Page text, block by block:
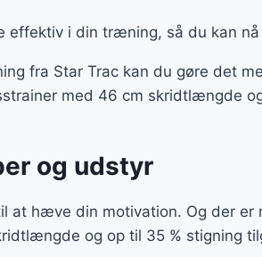
i din træning, så du kan nå
fra Star Trac kan du gøre det
med 46 cm skridtlængde
og udstyr
hæve din motivation. Og der er
og op til 35 % stigning